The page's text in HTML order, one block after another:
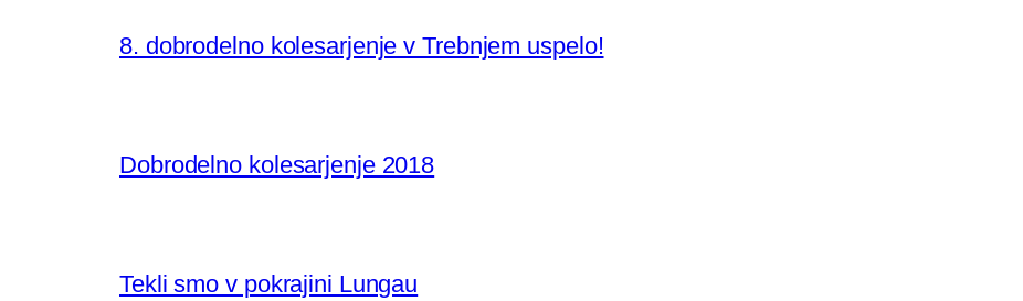
8. dobrodelno kolesarjenje v Trebnjem uspelo!
Dobrodelno kolesarjenje 2018
Tekli smo v pokrajini Lungau